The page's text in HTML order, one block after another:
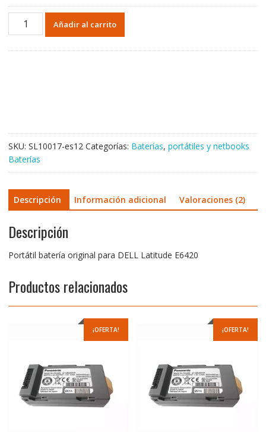
Portátil
batería
Añadir al carrito
SKU: SL10017-es12 Categorías: Baterías, portátiles y netbooks
Baterías
Descripción Información adicional Valoraciones (2)
Descripción
Portátil batería original para DELL Latitude E6420
Productos relacionados
¡OFERTA! ¡OFERTA!